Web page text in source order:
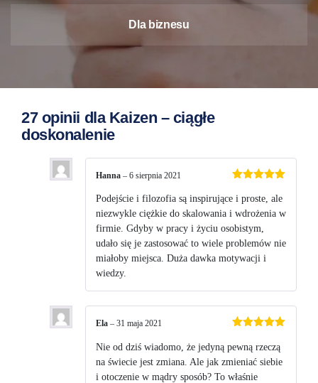
Dla biznesu
27 opinii dla Kaizen – ciągłe
doskonalenie
na 5
Hanna – 6 sierpnia 2021
Podejście i filozofia są inspirujące i proste, ale
niezwykle ciężkie do skalowania i wdrożenia w
firmie. Gdyby w pracy i życiu osobistym,
udało się je zastosować to wiele problemów nie
miałoby miejsca. Duża dawka motywacji i
wiedzy.
na 5
Ela – 31 maja 2021
Nie od dziś wiadomo, że jedyną pewną rzeczą
na świecie jest zmiana. Ale jak zmieniać siebie
i otoczenie w mądry sposób? To właśnie